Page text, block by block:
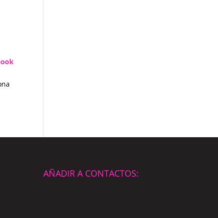
AÑADIR A CONTACTOS: